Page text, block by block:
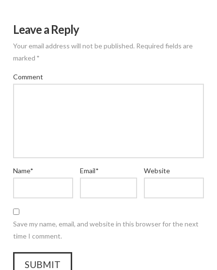
Leave a Reply
Your email address will not be published. Required fields are
marked *
Comment
Name* Email* Website
Save my name, email, and website in this browser for the next
time I comment.